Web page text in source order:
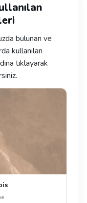
bulunan ve
kullanılan
tıklayarak